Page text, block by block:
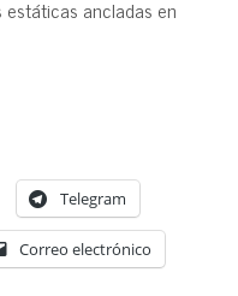
ancladas en
Telegram
Correo electrónico